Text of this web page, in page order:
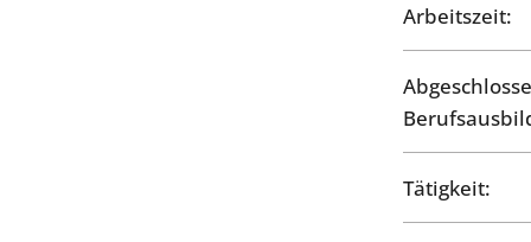
Arbeitszeit:
Tätigkeit: